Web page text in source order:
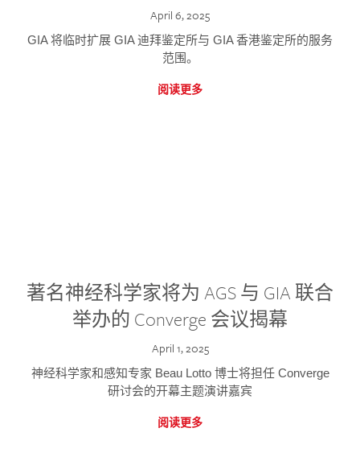
April 6, 2025
GIA 将临时扩展 GIA 迪拜鉴定所与 GIA 香港鉴定所的服务
范围。
阅读更多
著名神经科学家将为 AGS 与 GIA 联合
举办的 Converge 会议揭幕
April 1, 2025
神经科学家和感知专家 Beau Lotto 博士将担任 Converge
研讨会的开幕主题演讲嘉宾
阅读更多